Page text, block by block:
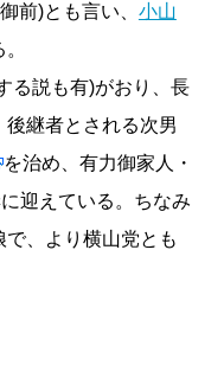
前)とも言い、 小山
る説も有)がおり、長
継者とされる次男
を治め、有力御家人・
迎えている。ちなみ
、より横山党とも